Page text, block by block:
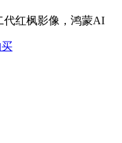
代红枫影像，鸿蒙AI